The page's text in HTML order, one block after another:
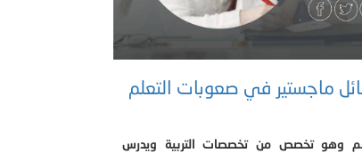
ماجستير في صعوبات التعلم
وهو تخصص من تخصصات التربية ويدرس